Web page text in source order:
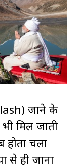
जाने के
मिल जाती
होता चला
से ही जाना